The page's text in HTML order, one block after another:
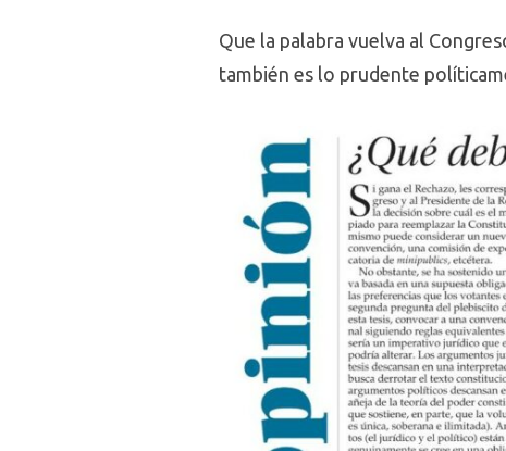
Que la palabra vuelva al
también es lo prudente